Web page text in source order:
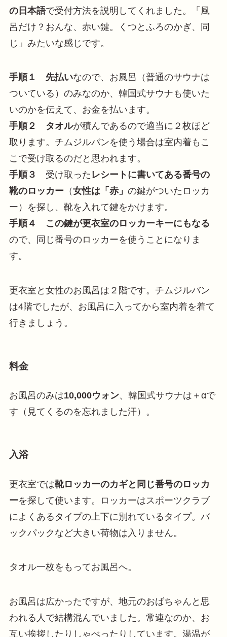
の日本語で受付方法を説明してくれました。「風
呂だけ？おんな、赤い鍵。くつとふろのかぎ、同
じ」みたいな感じです。
手順１ 先払いなので、お風呂（普通のサウナは
ついている）のみなのか、韓国式サウナも使いた
いのかを伝えて、お金を払います。
手順２
タオルが積んであるので適当に２枚ほど
取ります。チムジルバンを使う場合は室内着もこ
こで受け取るのだと思われます。
手順３
受け取った レシートに書いてある番号の
靴のロッカー （女性は「赤」 の鍵がついたロッカ
ー）を探し、靴を入れて鍵をかけます。
手順４
この鍵が更衣室のロッカーキーにもなる
ので、同じ番号のロッカーを使うことになりま
す。
更衣室と女性のお風呂は２階です。チムジルバン
は4階でしたが、お風呂に入ってから室内着を着て
行きましょう。
料金
お風呂のみは10,000ウォン、韓国式サウナは＋αで
す（見てくるのを忘れました汗）。
入浴
更衣室では靴ロッカーのカギと同じ番号のロッカ
ーを探して使います。ロッカーはスポーツクラブ
によくあるタイプの上下に別れているタイプ。バ
ックパックなど大きい荷物は入りません。
タオル一枚をもってお風呂へ。
お風呂は広かったですが、地元のおばちゃんと思
われる人で結構混んでいました。常連なのか、お
互い挨拶したりしゃべったりしています。湯温が